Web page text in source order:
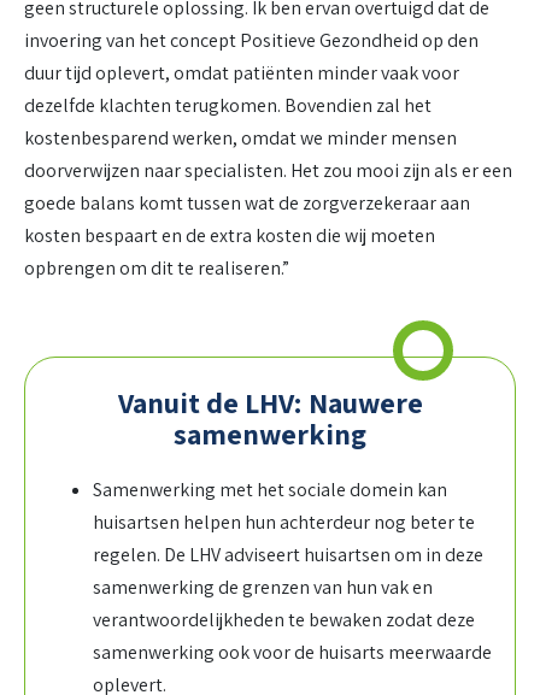
geen structurele oplossing. Ik ben ervan overtuigd dat de
invoering van het concept Positieve Gezondheid op den
duur tijd oplevert, omdat patiënten minder vaak voor
dezelfde klachten terugkomen. Bovendien zal het
kostenbesparend werken, omdat we minder mensen
doorverwijzen naar specialisten. Het zou mooi zijn als er een
goede balans komt tussen wat de zorgverzekeraar aan
kosten bespaart en de extra kosten die wij moeten
opbrengen om dit te realiseren.”
Vanuit de LHV: Nauwere
samenwerking
Samenwerking met het sociale domein kan
huisartsen helpen hun achterdeur nog beter te
regelen. De LHV adviseert huisartsen om in deze
samenwerking de grenzen van hun vak en
verantwoordelijkheden te bewaken zodat deze
samenwerking ook voor de huisarts meerwaarde
oplevert.